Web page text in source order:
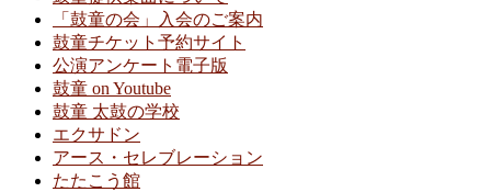
「鼓童の会」入会のご案内
鼓童チケット予約サイト
公演アンケート電子版
鼓童 on Youtube
鼓童 太鼓の学校
エクサドン
アース・セレブレーション
たたこう館